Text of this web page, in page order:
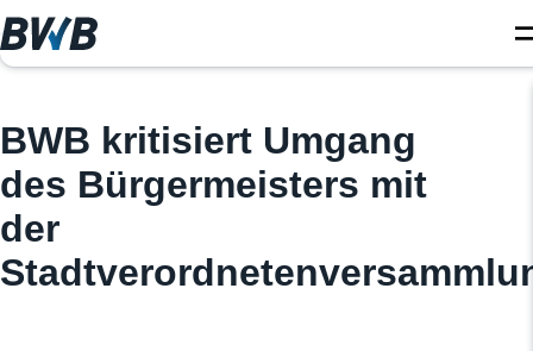
BWB kritisiert Umgang
des Bürgermeisters mit
der